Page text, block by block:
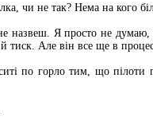
чи не так? Нема на кого
Я просто не думаю,
Але він все ще в
по горло тим, що